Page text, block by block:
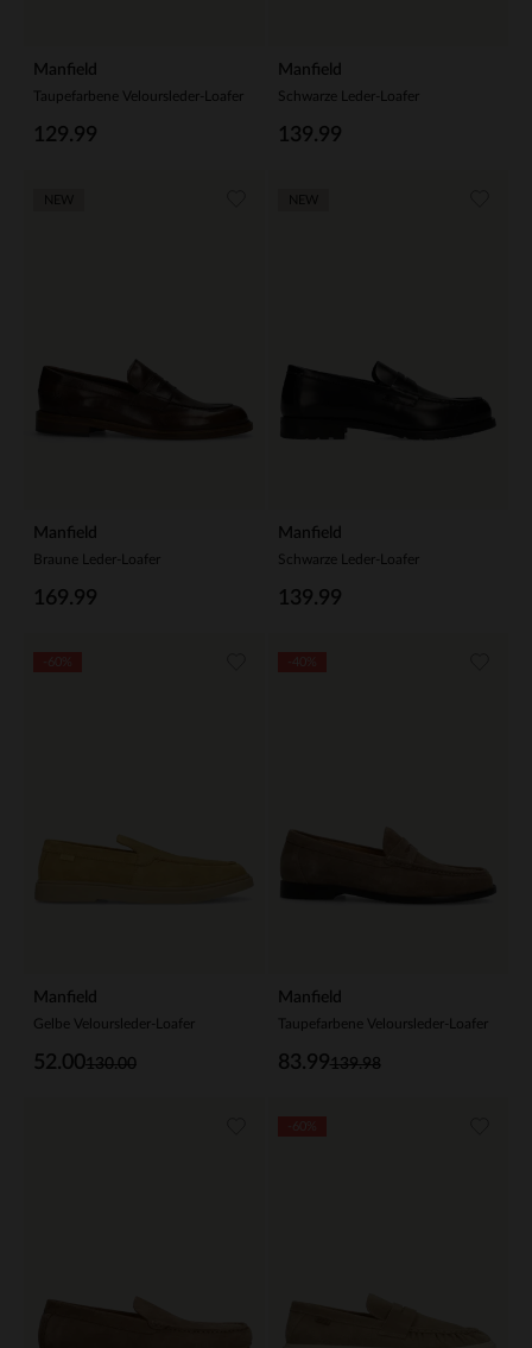
Manfield
Taupefarbene Veloursleder-Loafer
129.99
Manfield
Schwarze Leder-Loafer
139.99
Manfield
Braune Leder-Loafer
169.99
Manfield
Schwarze Leder-Loafer
139.99
Manfield
Gelbe Veloursleder-Loafer
130.00
52.00
Manfield
Taupefarbene Veloursleder-Loafer
139.98
83.99